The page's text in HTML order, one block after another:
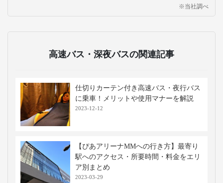
※当社調べ
高速バス・深夜バスの関連記事
仕切りカーテン付き高速バス・夜行バス
に乗車！メリットや使用マナーを解説
2023-12-12
【ぴあアリーナMMへの行き方】最寄り
駅へのアクセス・所要時間・料金をエリ
ア別まとめ
2023-03-29